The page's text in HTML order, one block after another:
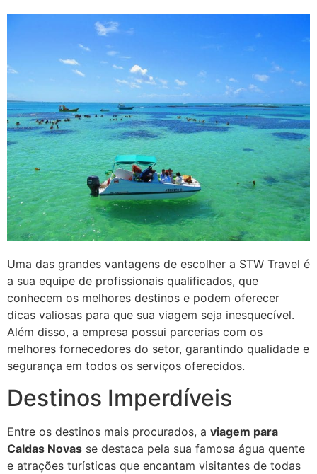
Uma das grandes vantagens de escolher a STW Travel é
a sua equipe de profissionais qualificados, que
conhecem os melhores destinos e podem oferecer
dicas valiosas para que sua viagem seja inesquecível.
Além disso, a empresa possui parcerias com os
melhores fornecedores do setor, garantindo qualidade e
segurança em todos os serviços oferecidos.
Destinos Imperdíveis
Entre os destinos mais procurados, a viagem para
Caldas Novas se destaca pela sua famosa água quente
e atrações turísticas que encantam visitantes de todas